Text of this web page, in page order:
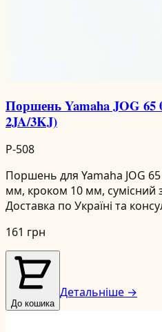
Поршень Yamaha JOG 65
2JA/3KJ)
P-508
Поршень для Yamaha JOG
мм, кроком 10 мм, сумісний
Доставка по Україні та
161 грн
До кошика
Детальніше →